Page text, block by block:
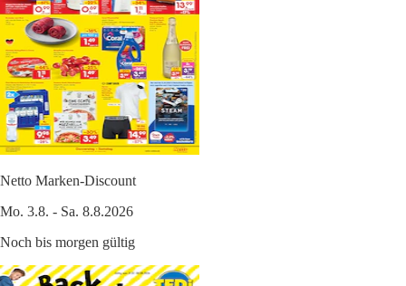
Netto Marken-Discount
Mo. 3.8. - Sa. 8.8.2026
Noch bis morgen gültig